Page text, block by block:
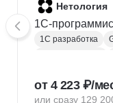
Нетология
1C-
1С разработка
от 4 223 ₽/
или сразу 129